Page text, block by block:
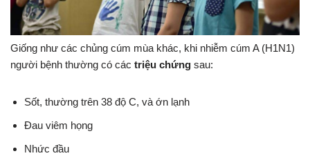
Giống như các chủng cúm mùa khác, khi nhiễm cúm A (H1N1)
người bệnh thường có các triệu chứng sau:
Sốt, thường trên 38 độ C, và ớn lạnh
Đau viêm họng
Nhức đầu